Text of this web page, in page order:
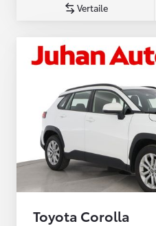
Vertaile
Toyota Corolla